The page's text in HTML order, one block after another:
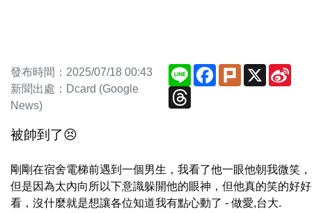
發布時間：2025/07/18 00:43
新聞出處：Dcard (Google
News)
Line Facebook
Plurk X
被帥到了😣
剛剛在宿舍電梯前遇到一個男生，我看了他一眼他朝我微笑，
但是因為太內向所以下意識躲開他的眼神，但他真的笑的好好
看，沒什麼就是想讓各位知道我有點心動了 - 做愛,台大.